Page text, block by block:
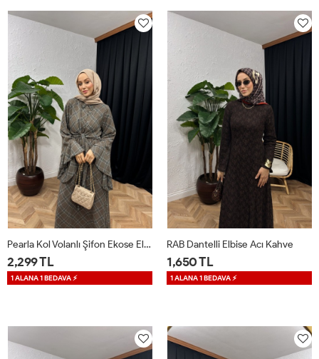
36 38 40 42
Pearla Kol Volanlı Şifon Ekose Elbise Haki
2,299 TL
1 ALANA 1 BEDAVA ⚡
S M L
RAB Dantelli Elbise Acı Kahve
1,650 TL
1 ALANA 1 BEDAVA ⚡